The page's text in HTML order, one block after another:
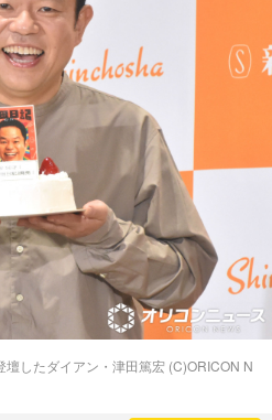
したダイアン・津田篤宏 (C)ORICON N